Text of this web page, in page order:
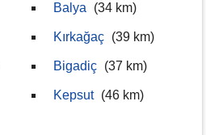
Balya (34 km)
Kırkağaç (39 km)
Bigadiç (37 km)
Kepsut (46 km)